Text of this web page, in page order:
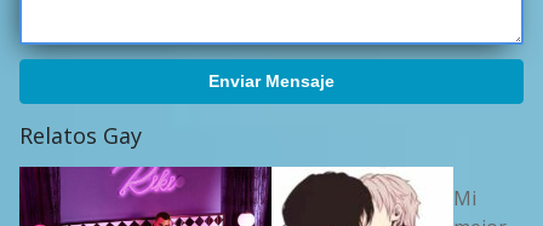
Enviar Mensaje
Relatos Gay
Mi